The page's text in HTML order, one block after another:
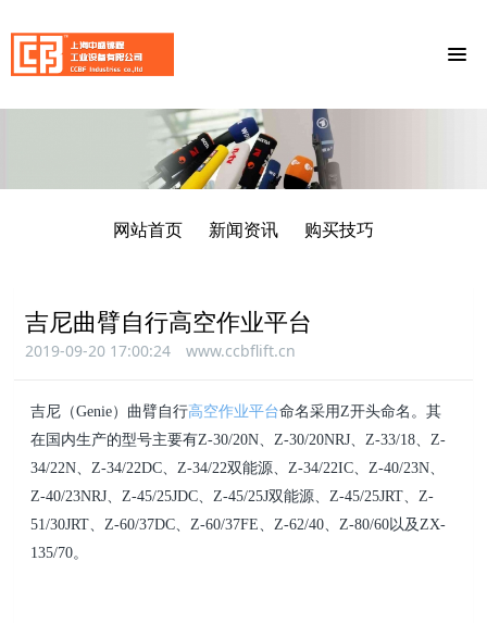
网站首页 新闻资讯 购买技巧
吉尼曲臂自行高空作业平台
2019-09-20 17:00:24 www.ccbflift.cn
吉尼（Genie）曲臂自行高空作业平台命名采用Z开头命名。其
在国内生产的型号主要有Z-30/20N、Z-30/20NRJ、Z-33/18、Z-
34/22N、Z-34/22DC、Z-34/22双能源、Z-34/22IC、Z-40/23N、
Z-40/23NRJ、Z-45/25JDC、Z-45/25J双能源、Z-45/25JRT、Z-
51/30JRT、Z-60/37DC、Z-60/37FE、Z-62/40、Z-80/60以及ZX-
135/70。